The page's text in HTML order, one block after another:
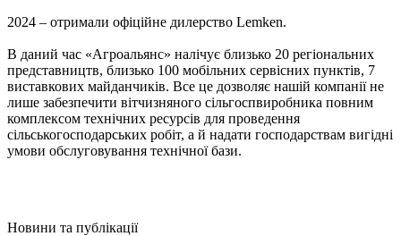
2024 – отримали офіційне дилерство Lemken.
В даний час «Агроальянс» налічує близько 20 регіональних
представництв, близько 100 мобільних сервісних пунктів, 7
виставкових майданчиків. Все це дозволяє нашій компанії не
лише забезпечити вітчизняного сільгоспвиробника повним
комплексом технічних ресурсів для проведення
сільськогосподарських робіт, а й надати господарствам вигідні
умови обслуговування технічної бази.
Новини та публікації